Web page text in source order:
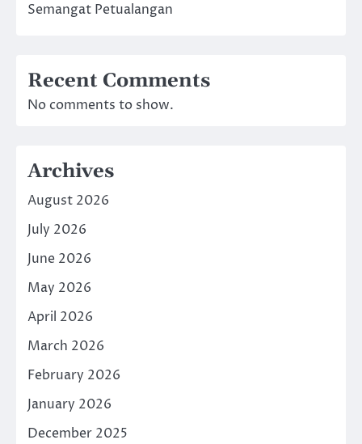
Semangat Petualangan
Recent Comments
No comments to show.
Archives
August 2026
July 2026
June 2026
May 2026
April 2026
March 2026
February 2026
January 2026
December 2025